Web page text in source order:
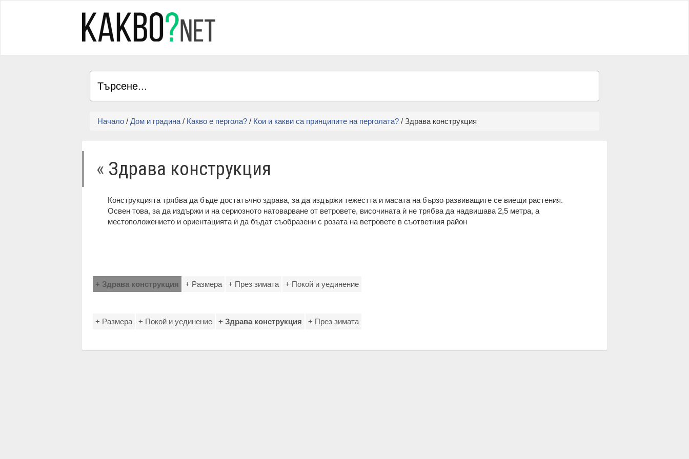
Начало / Дом и градина / Какво е пергола? / Кои и какви са принципите на перголата? / Здрава конструкция
« Здрава конструкция
Конструкцията трябва да бъде достатъчно здрава, за да издържи тежестта и масата на бързо развиващите се виещи растения.
Освен това, за да издържи и на сериозното натоварване от ветровете, височината ѝ не трябва да надвишава 2,5 метра, а
местоположението и ориентацията ѝ да бъдат съобразени с розата на ветровете в съответния район
+ Здрава конструкция + Размера + През зимата + Покой и уединение
+ Размера + Покой и уединение + Здрава конструкция + През зимата